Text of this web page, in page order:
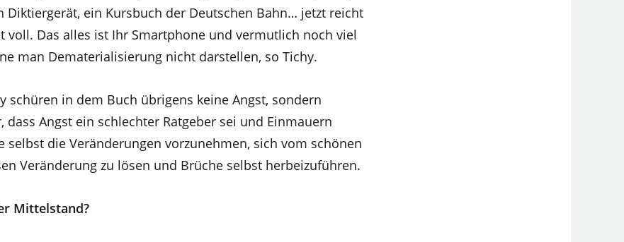
Diktiergerät, ein Kursbuch der Deutschen Bahn… jetzt reicht
voll. Das alles ist Ihr Smartphone und vermutlich noch viel
man Dematerialisierung nicht darstellen, so Tichy.
schüren in dem Buch übrigens keine Angst, sondern
dass Angst ein schlechter Ratgeber sei und Einmauern
selbst die Veränderungen vorzunehmen, sich vom schönen
Veränderung zu lösen und Brüche selbst herbeizuführen.
Mittelstand?